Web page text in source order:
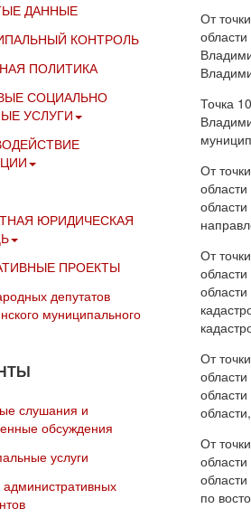
От
Точка
От
От
От
От
по
ДАННЫЕ
КОНТРОЛЬ
ПОЛИТИКА
СОЦИАЛЬНО
УСЛУГИ
ЮРИДИЧЕСКАЯ
ПРОЕКТЫ
депутатов
муниципального
слушания и
обсуждения
услуги